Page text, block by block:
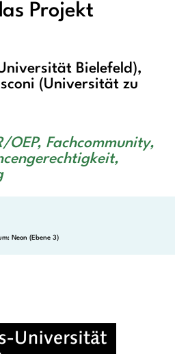
Projekt
Bielefeld),
(Universität zu
OEP, Fachcommunity,
Neon (Ebene 3)